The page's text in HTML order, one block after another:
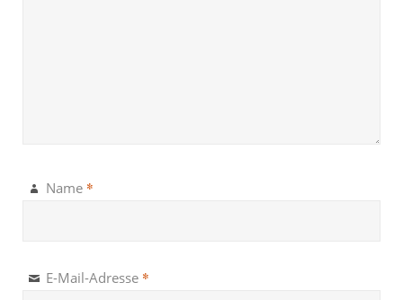
Name *
E-Mail-Adresse *